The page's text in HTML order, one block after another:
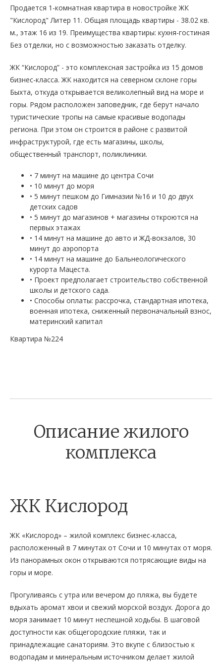
Продается 1-комнатная квартира в новостройке ЖК
"Кислород" Литер 11. Общая площадь квартиры - 38.02 кв.
м., этаж 16 из 19. Преимущества квартиры: кухня-гостиная
Без отделки, но с возможностью заказать отделку.
ЖК “Кислород” - это комплексная застройка из 15 домов
бизнес-класса. ЖК находится на северном склоне горы
Быхта, откуда открывается великолепный вид на море и
горы. Рядом расположен заповедник, где берут начало
туристические тропы на самые красивые водопады
региона. При этом он строится в районе с развитой
инфраструктурой, где есть магазины, школы,
общественный транспорт, поликлиники.
• 7 минут на машине до центра Сочи
• 10 минут до моря
• 5 минут пешком до Гимназии №16 и 10 до двух
детских садов
• 5 минут до магазинов + магазины откроются на
первых этажах
• 14 минут на машине до авто и ЖД-вокзалов, 30
минут до аэропорта
• 14 минут на машине до Бальнеологического
курорта Мацеста.
• Проект предполагает строительство собственной
школы и детского сада.
• Способы оплаты: рассрочка, стандартная ипотека,
военная ипотека, сниженный первоначальный взнос,
материнский капитал
Квартира №224
Описание жилого
комплекса
ЖК Кислород
ЖК «Кислород» – жилой комплекс бизнес-класса,
расположенный в 7 минутах от Сочи и 10 минутах от моря.
Из панорамных окон открываются потрясающие виды на
горы и море.
Прогуливаясь с утра или вечером до пляжа, вы будете
вдыхать аромат хвои и свежий морской воздух. Дорога до
моря занимает 10 минут неспешной ходьбы. В шаговой
доступности как общегородские пляжи, так и
принадлежащие санаториям. Это вкупе с близостью к
водопадам и минеральным источником делает жилой